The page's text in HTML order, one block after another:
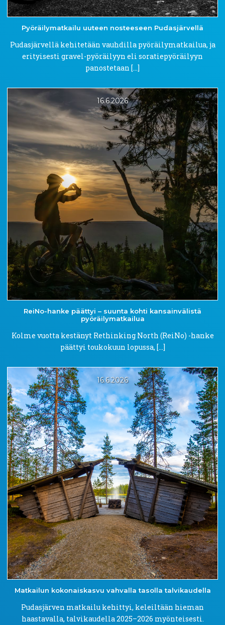
Pyöräilymatkailu uuteen nosteeseen Pudasjärvellä
Pudasjärvellä kehitetään vauhdilla pyöräilymatkailua, ja
erityisesti gravel-pyöräilyyn eli soratiepyöräilyyn
panostetaan […]
16.6.2026
ReiNo-hanke päättyi – suunta kohti kansainvälistä
pyöräilymatkailua
Kolme vuotta kestänyt Rethinking North (ReiNo) -hanke
päättyi toukokuun lopussa, […]
16.6.2026
Matkailun kokonaiskasvu vahvalla tasollatalvikaudella
Pudasjärven matkailu kehittyi, keleiltään hieman
haastavalla, talvikaudella 2025–2026 myönteisesti.